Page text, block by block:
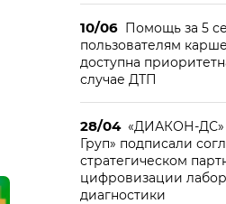
10/06 Помощь за 5
пользователям
доступна
случае ДТП
28/04 «ДИАКОН-ДС»
Груп» подписали
стратегическом
цифровизации
диагностики